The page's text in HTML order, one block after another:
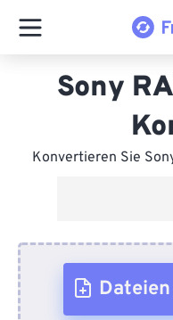
Sony
Konvertieren Sie